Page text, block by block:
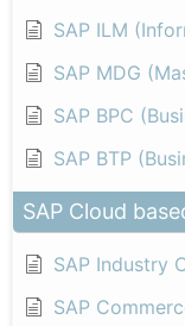
SAP ILM
SAP MDG
SAP BPC
SAP BTP
SAP Cloud
SAP Industry
SAP